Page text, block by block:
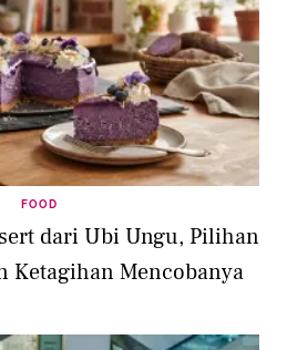
FOOD
dari Ubi Ungu, Pilihan
Ketagihan Mencobanya